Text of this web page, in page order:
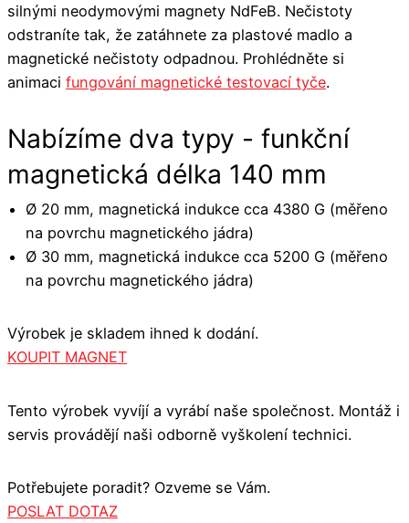
silnými neodymovými magnety NdFeB. Nečistoty
odstraníte tak, že zatáhnete za plastové madlo a
magnetické nečistoty odpadnou. Prohlédněte si
animaci fungování magnetické testovací tyče.
Nabízíme dva typy - funkční
magnetická délka 140 mm
Ø 20 mm, magnetická indukce cca 4380 G (měřeno
na povrchu magnetického jádra)
Ø 30 mm, magnetická indukce cca 5200 G (měřeno
na povrchu magnetického jádra)
Výrobek je skladem ihned k dodání.
KOUPIT MAGNET
Tento výrobek vyvíjí a vyrábí naše společnost. Montáž i
servis provádějí naši odborně vyškolení technici.
Potřebujete poradit? Ozveme se Vám.
POSLAT DOTAZ